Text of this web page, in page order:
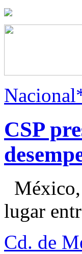
CSP
lugar
Cd. de